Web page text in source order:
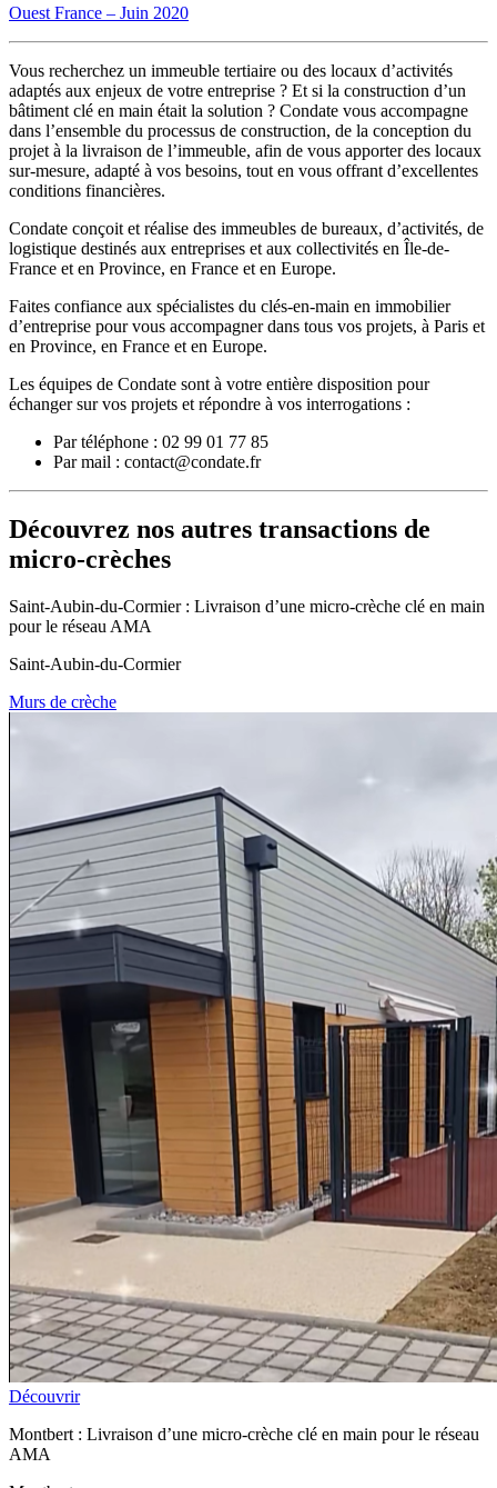
Ouest France – Juin 2020
Vous recherchez un immeuble tertiaire ou des locaux d’activités
adaptés aux enjeux de votre entreprise ? Et si la construction d’un
bâtiment clé en main était la solution ? Condate vous accompagne
dans l’ensemble du processus de construction, de la conception du
projet à la livraison de l’immeuble, afin de vous apporter des locaux
sur-mesure, adapté à vos besoins, tout en vous offrant d’excellentes
conditions financières.
Condate conçoit et réalise des immeubles de bureaux, d’activités, de
logistique destinés aux entreprises et aux collectivités en Île-de-
France et en Province, en France et en Europe.
Faites confiance aux spécialistes du clés-en-main en immobilier
d’entreprise pour vous accompagner dans tous vos projets, à Paris et
en Province, en France et en Europe.
Les équipes de Condate sont à votre entière disposition pour
échanger sur vos projets et répondre à vos interrogations :
Par téléphone : 02 99 01 77 85
Par mail : contact@condate.fr
Découvrez nos autres transactions de
micro-crèches
Saint-Aubin-du-Cormier : Livraison d’une micro-crèche clé en main
pour le réseau AMA
Saint-Aubin-du-Cormier
Murs de crèche
Découvrir
Montbert : Livraison d’une micro-crèche clé en main pour le réseau
AMA